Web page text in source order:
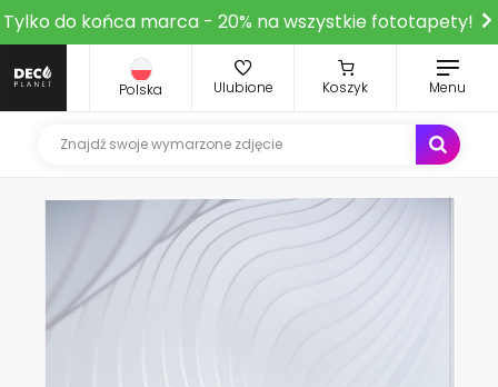
Tylko do końca marca - 20% na wszystkie fototapety!
Polska Ulubione Koszyk Menu